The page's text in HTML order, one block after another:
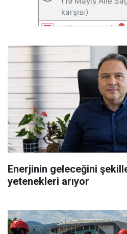
Enerjinin geleceğini
yetenekleri arıyor